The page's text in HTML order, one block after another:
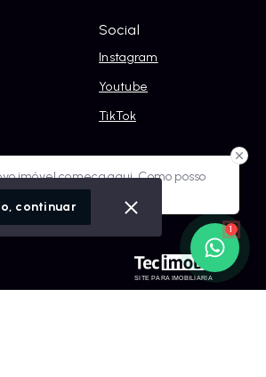
imóvel começa aqui. Como posso
1
Social
Instagram
Youtube
TikTok
SITE PARA IMOBILIARIA
continuar